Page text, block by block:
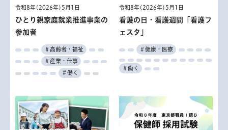
令和8年(2026年)5月1日
ひとり親家庭就業推進事業の
参加者
＃高齢者・福祉
＃産業・仕事
＃働く
令和8年(2026年)5月1日
看護の日・看護週間「看護フ
ェスタ」
＃健康・医療
＃働く